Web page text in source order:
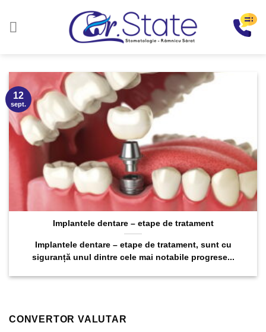
Implantele dentare – etape de tratament
Implantele dentare – etape de tratament, sunt cu
siguranță unul dintre cele mai notabile progrese...
12
sept.
CONVERTOR VALUTAR